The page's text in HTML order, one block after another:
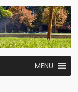
MENU